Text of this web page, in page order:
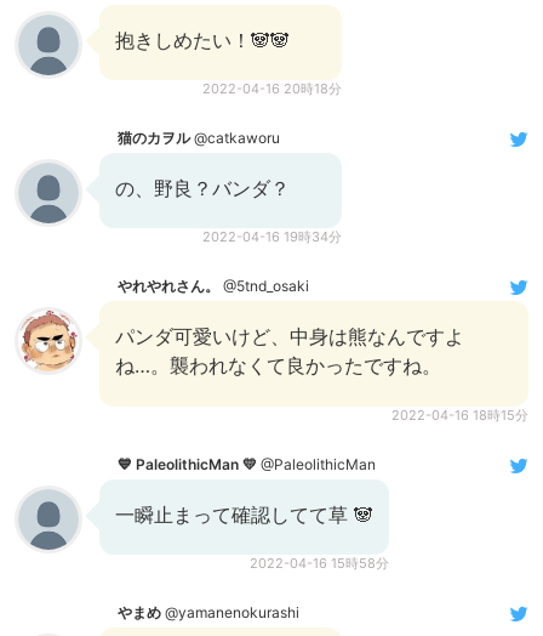
抱きしめたい！🐼🐼
2022-04-16 20時18分
猫のカヲル@catkaworu
の、野良？バンダ？
2022-04-16 19時34分
やれやれさん。 @5tnd_osaki
パンダ可愛いけど、中身は熊なんですよ
ね…。襲われなくて良かったですね。
2022-04-16 18時15分
💙 PaleolithicMan 💛 @PaleolithicMan
一瞬止まって確認してて草 🐼
2022-04-16 15時58分
やまめ @yamanenokurashi